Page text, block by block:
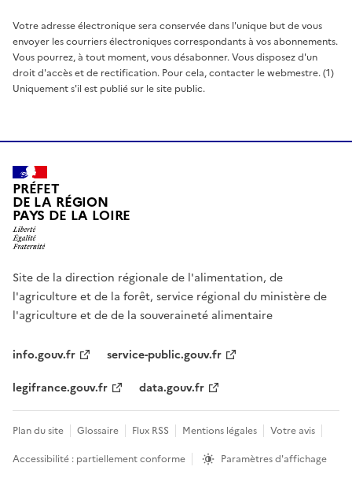
Votre adresse électronique sera conservée dans l'unique but de vous
envoyer les courriers électroniques correspondants à vos abonnements.
Vous pourrez, à tout moment, vous désabonner. Vous disposez d'un
droit d'accès et de rectification. Pour cela, contacter le webmestre. (1)
Uniquement s'il est publié sur le site public.
PRÉFET
DE LA RÉGION
PAYS DE LA LOIRE
Site de la direction régionale de l'alimentation, de
l'agriculture et de la forêt, service régional du ministère de
l'agriculture et de de la souveraineté alimentaire
info.gouv.fr
service-public.gouv.fr
legifrance.gouv.fr
data.gouv.fr
Plan du site Glossaire Flux RSS Mentions légales
Votre avis
Accessibilité : partiellement conforme
Paramètres d'affichage